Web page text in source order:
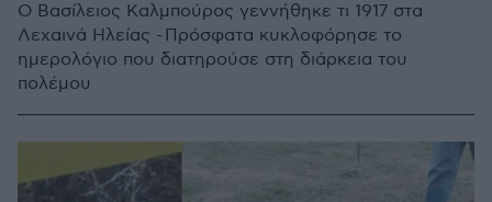
Ο Βασίλειος Καλμπούρος γεννήθηκε τι 1917 στα
Λεχαινά Ηλείας - Πρόσφατα κυκλοφόρησε το
ημερολόγιο που διατηρούσε στη διάρκεια του
πολέμου